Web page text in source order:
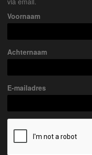
Voornaam
Achternaam
E-mailadres